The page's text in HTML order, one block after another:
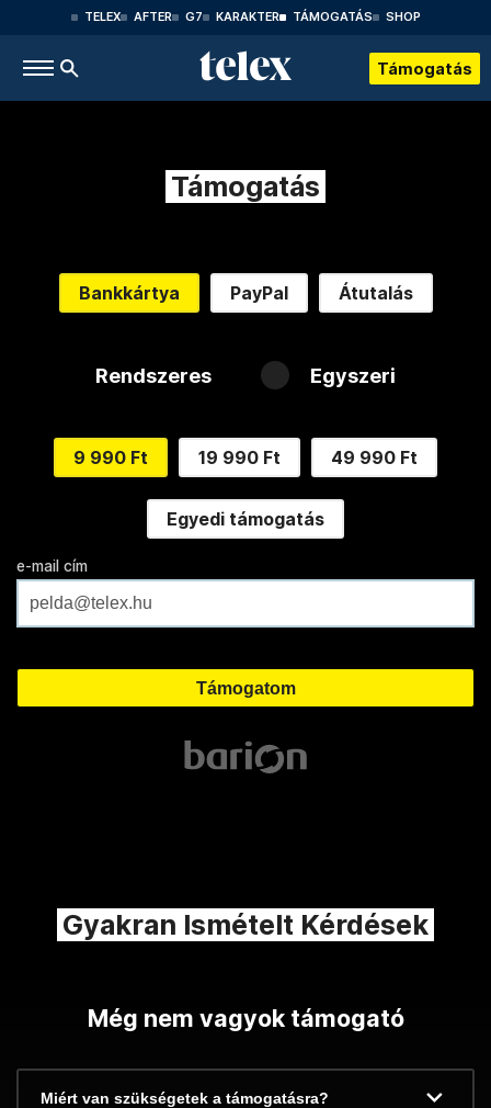
TELEX AFTER G7 KARAKTER TÁMOGATÁS SHOP
Támogatás
Támogatás
Bankkártya PayPal Átutalás
Rendszeres Egyszeri
9 990 Ft 19 990 Ft 49 990 Ft
Egyedi támogatás
e-mail cím
Gyakran Ismételt Kérdések
Még nem vagyok támogató
Miért van szükségetek a támogatásra?